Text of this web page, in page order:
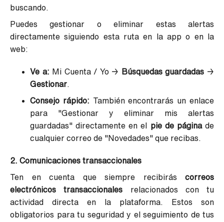
buscando.
Puedes gestionar o eliminar estas alertas
directamente siguiendo esta ruta en la app o en la
web:
Ve a: Mi Cuenta / Yo → Búsquedas guardadas →
Gestionar
Consejo rápido: También encontrarás un enlace
para "Gestionar y eliminar mis alertas
guardadas" directamente en el pie de páginade
cualquier correo de "Novedades" que recibas.
2. Comunicaciones transaccionales
Ten en cuenta que siempre recibirás correos
electrónicos transaccionales relacionados con tu
actividad directa en la plataforma. Estos son
obligatorios para tu seguridad y el seguimiento de tus